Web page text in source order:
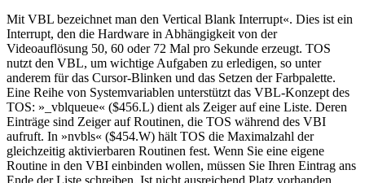
Mit VBL bezeichnet man den Vertical Blank Interrupt«. Dies ist ein
Interrupt, den die Hardware in Abhängigkeit von der
Videoauflösung 50, 60 oder 72 Mal pro Sekunde erzeugt. TOS
nutzt den VBL, um wichtige Aufgaben zu erledigen, so unter
anderem für das Cursor-Blinken und das Setzen der Farbpalette.
Eine Reihe von Systemvariablen unterstützt das VBL-Konzept des
TOS: »_vblqueue« ($456.L) dient als Zeiger auf eine Liste. Deren
Einträge sind Zeiger auf Routinen, die TOS während des VBI
aufruft. In »nvbls« ($454.W) hält TOS die Maximalzahl der
gleichzeitig aktivierbaren Routinen fest. Wenn Sie eine eigene
Routine in den VBI einbinden wollen, müssen Sie Ihren Eintrag ans
Ende der Liste schreiben. Ist nicht ausreichend Platz vorhanden